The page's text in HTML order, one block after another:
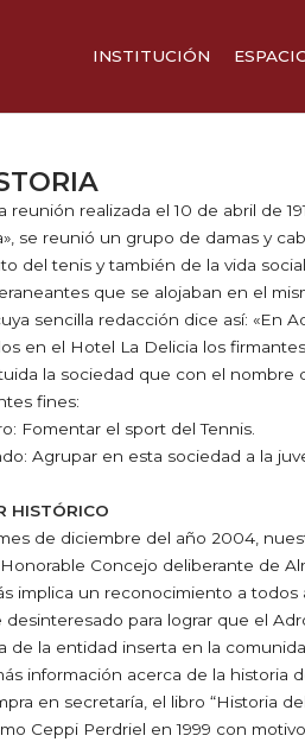
INSTITUCIÓN
HISTORIA
reunión realizada el 10 de abril de
se reunió un grupo de damas y
del tenis y también de la vida
que se alojaban en el
sencilla redacción dice así: «En
en el Hotel La Delicia los
la sociedad que con el nombre
fines:
Fomentar el sport del Tennis.
Agrupar en esta sociedad a la
HISTÓRICO
de diciembre del año 2004,
Concejo deliberante de
implica un reconocimiento a
desinteresado para lograr que el
de la entidad inserta en la
información acerca de la historia
en secretaría, el libro “Historia
Ceppi Perdriel en 1999 con